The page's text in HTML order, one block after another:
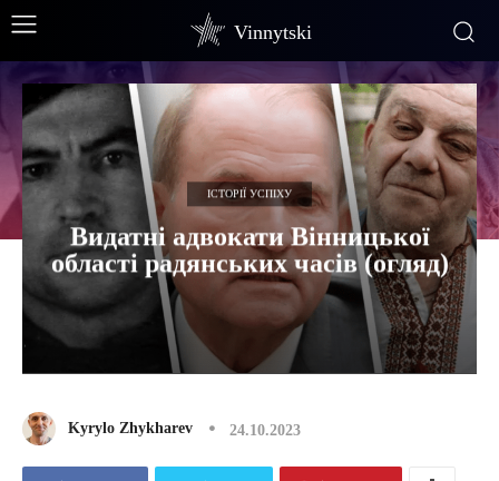
Vinnytski
ІСТОРІЇ УСПІХУ
Видатні адвокати Вінницької
області радянських часів (огляд)
Kyrylo Zhykharev 24.10.2023